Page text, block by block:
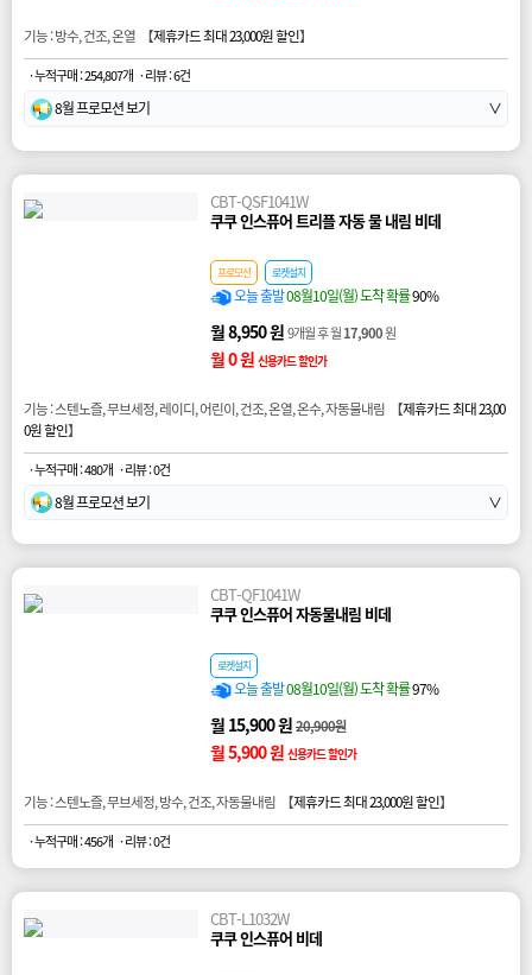
기능 : 방수, 건조, 온열 【제휴카드 최대 23,000원 할인】
· 누적구매 : 254,807개 · 리뷰 : 6건
8월 프로모션 보기 ∨
CBT-QSF1041W
쿠쿠 인스퓨어 트리플 자동 물 내림 비데
프로모션 로켓설치
오늘 출발08월10일(월) 도착 확률90%
월 8,950 원9개월 후 월17,900원
월 0 원 신용카드 할인가
기능 : 스텐노즐, 무브세정, 레이디, 어린이, 건조, 온열, 온수, 자동물내림 【제휴카드 최대 23,00
0원 할인】
· 누적구매 : 480개 · 리뷰 : 0건
8월 프로모션 보기 ∨
CBT-QF1041W
쿠쿠 인스퓨어 자동물내림 비데
로켓설치
오늘 출발08월10일(월) 도착 확률97%
월 15,900 원20,900원
월 5,900 원 신용카드 할인가
기능 : 스텐노즐, 무브세정, 방수, 건조, 자동물내림 【제휴카드 최대 23,000원 할인】
· 누적구매 : 456개 · 리뷰 : 0건
CBT-L1032W
쿠쿠 인스퓨어 비데